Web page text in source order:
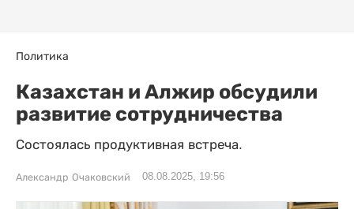
Политика
Казахстан и Алжир обсудили
развитие сотрудничества
Состоялась продуктивная встреча.
Александр Очаковский 08.08.2025, 19:56